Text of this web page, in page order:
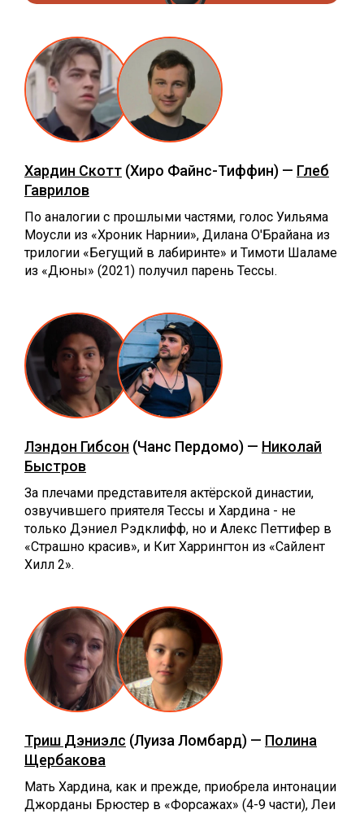
Хардин Скотт (Хиро Файнс-Тиффин) — Глеб
Гаврилов
По аналогии с прошлыми частями, голос Уильяма
Моусли из «Хроник Нарнии», Дилана О'Брайана из
трилогии «Бегущий в лабиринте» и Тимоти Шаламе
из «Дюны» (2021) получил парень Тессы.
Лэндон Гибсон (Чанс Пердомо) — Николай
Быстров
За плечами представителя актёрской династии,
озвучившего приятеля Тессы и Хардина - не
только Дэниел Рэдклифф, но и Алекс Петтифер в
«Страшно красив», и Кит Харрингтон из «Сайлент
Хилл 2».
Триш Дэниэлс (Луиза Ломбард) — Полина
Щербакова
Мать Хардина, как и прежде, приобрела интонации
Джорданы Брюстер в «Форсажах» (4-9 части), Леи